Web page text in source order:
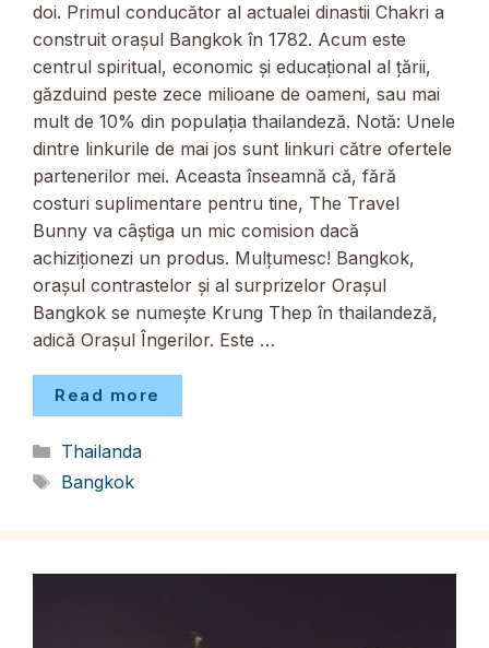
doi. Primul conducător al actualei dinastii Chakri a
construit orașul Bangkok în 1782. Acum este
centrul spiritual, economic și educațional al țării,
găzduind peste zece milioane de oameni, sau mai
mult de 10% din populația thailandeză. Notă: Unele
dintre linkurile de mai jos sunt linkuri către ofertele
partenerilor mei. Aceasta înseamnă că, fără
costuri suplimentare pentru tine, The Travel
Bunny va câștiga un mic comision dacă
achiziționezi un produs. Mulțumesc! Bangkok,
orașul contrastelor și al surprizelor Orașul
Bangkok se numește Krung Thep în thailandeză,
adică Orașul Îngerilor. Este …
Read more
Categorii
Thailanda
Etichete
Bangkok